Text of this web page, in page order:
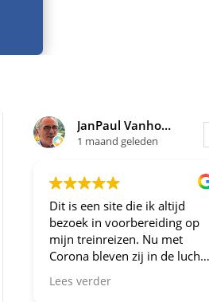
JanPaul Vanhoven
1 maand geleden
Dit is een site die ik altijd
bezoek in voorbereiding op
mijn treinreizen. Nu met
Corona bleven zij in de lucht.
Bravo en ga zo door! En nu
zijn we een aantal jaren
Lees verder